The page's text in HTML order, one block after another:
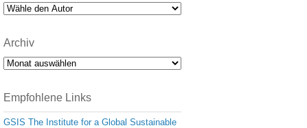
Archiv
Archiv
Empfohlene Links
GSIS The Institute for a Global Sustainable